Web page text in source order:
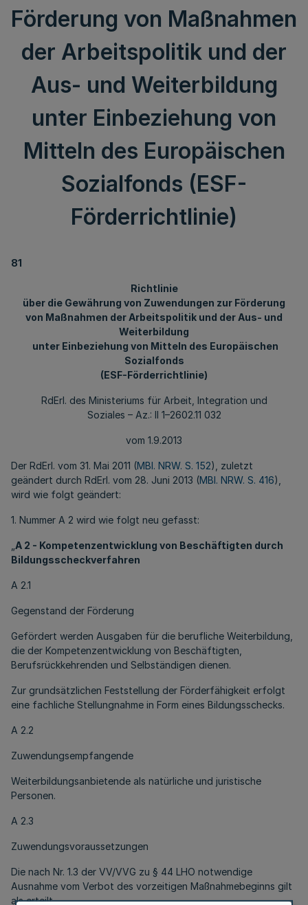
Förderung von Maßnahmen
der Arbeitspolitik und der
Aus- und Weiterbildung
unter Einbeziehung von
Mitteln des Europäischen
Sozialfonds (ESF-
Förderrichtlinie)
81
Richtlinie
über die Gewährung von Zuwendungen zur Förderung
von Maßnahmen der Arbeitspolitik und der Aus- und
Weiterbildung
unter Einbeziehung von Mitteln des Europäischen
Sozialfonds
(ESF-Förderrichtlinie)
RdErl. des Ministeriums für Arbeit, Integration und
Soziales – Az.: II 1–2602.11 032
vom 1.9.2013
Der RdErl. vom 31. Mai 2011 (MBl. NRW. S. 152), zuletzt
geändert durch RdErl. vom 28. Juni 2013 (MBl. NRW. S. 416),
wird wie folgt geändert:
1. Nummer A 2 wird wie folgt neu gefasst:
A 2 - Kompetenzentwicklung von Beschäftigten durch
Bildungsscheckverfahren
A 2.1
Gegenstand der Förderung
Gefördert werden Ausgaben für die berufliche Weiterbildung,
die der Kompetenzentwicklung von Beschäftigten,
Berufsrückkehrenden und Selbständigen dienen.
Zur grundsätzlichen Feststellung der Förderfähigkeit erfolgt
eine fachliche Stellungnahme in Form eines Bildungsschecks.
A 2.2
Zuwendungsempfangende
Weiterbildungsanbietende als natürliche und juristische
Personen.
A 2.3
Zuwendungsvoraussetzungen
Die nach Nr. 1.3 der VV/VVG zu § 44 LHO notwendige
Ausnahme vom Verbot des vorzeitigen Maßnahmebeginns gilt
als erteilt.